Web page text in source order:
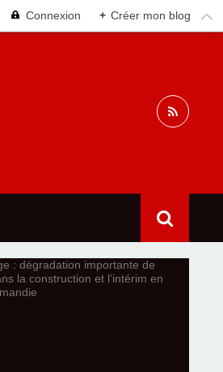
Connexion + Créer mon blog